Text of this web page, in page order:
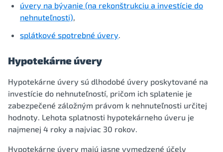
úvery na bývanie (na rekonštrukciu a investície do
nehnuteľnosti),
splátkové spotrebné úvery.
Hypotekárne úvery
Hypotekárne úvery sú dlhodobé úvery poskytované na
investície do nehnuteľností, pričom ich splatenie je
zabezpečené záložným právom k nehnuteľnosti určitej
hodnoty. Lehota splatnosti hypotekárneho úveru je
najmenej 4 roky a najviac 30 rokov.
Hypotekárne úvery majú jasne vymedzené účely